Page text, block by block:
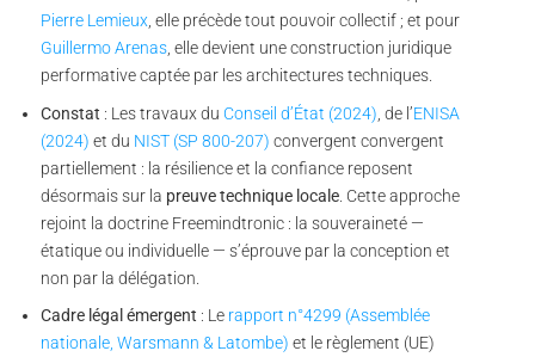
Pierre Lemieux, elle précède tout pouvoir collectif ; et pour
Guillermo Arenas, elle devient une construction juridique
performative captée par les architectures techniques.
Constat : Les travaux du Conseil d’État (2024), de l’ENISA
(2024) et du NIST (SP 800-207) convergent convergent
partiellement : la résilience et la confiance reposent
désormais sur la preuve technique locale. Cette approche
rejoint la doctrine Freemindtronic : la souveraineté —
étatique ou individuelle — s’éprouve par la conception et
non par la délégation.
Cadre légal émergent : Le rapport n°4299 (Assemblée
nationale, Warsmann & Latombe) et le règlement (UE)